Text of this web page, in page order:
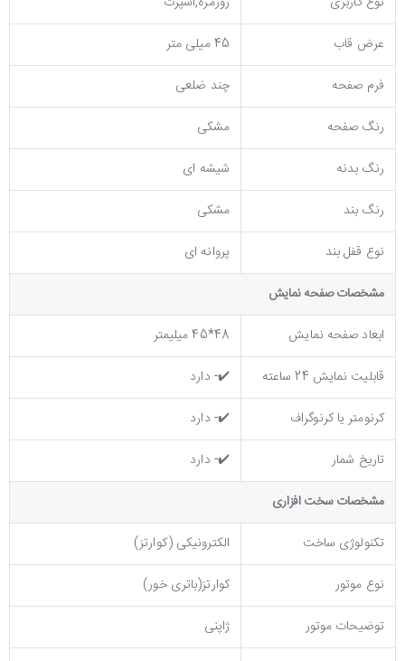
عرض قاب
45 میلی متر
فرم صفحه
چند ضلعی
رنگ صفحه
مشکی
رنگ بدنه
شیشه ای
رنگ بند
مشکی
نوع قفل بند
پروانه ای
مشخصات صفحه نمايش
ابعاد صفحه نمایش
48*45 میلیمتر
قابلیت نمایش 24 ساعته
✔️- دارد
کرنومتر یا کرنوگراف
✔️- دارد
تاریخ شمار
✔️- دارد
مشخصات سخت افزاری
تکنولوژی ساخت
الکترونیکی (کوارتز)
نوع موتور
کوارتز(باتری خور)
توضیحات موتور
ژاپنی